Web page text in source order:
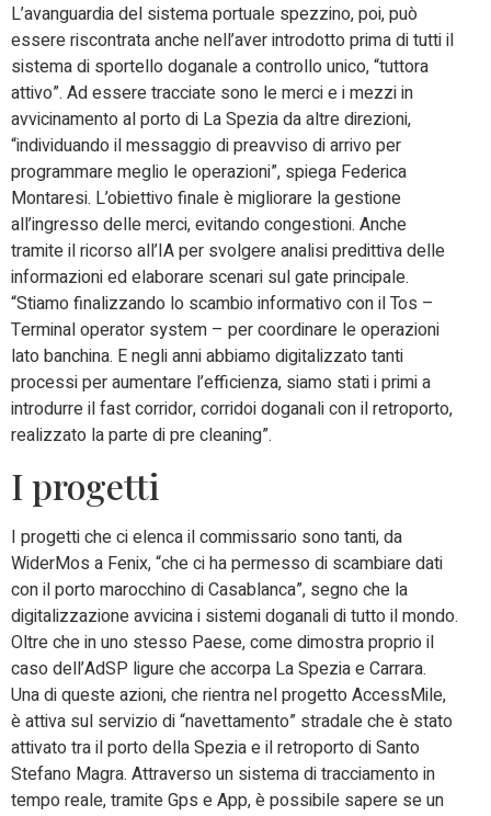
L’avanguardia del sistema portuale spezzino, poi, può
essere riscontrata anche nell’aver introdotto prima di tutti il
sistema di sportello doganale a controllo unico, “tuttora
attivo”. Ad essere tracciate sono le merci e i mezzi in
avvicinamento al porto di La Spezia da altre direzioni,
“individuando il messaggio di preavviso di arrivo per
programmare meglio le operazioni”, spiega Federica
Montaresi. L’obiettivo finale è migliorare la gestione
all’ingresso delle merci, evitando congestioni. Anche
tramite il ricorso all’IA per svolgere analisi predittiva delle
informazioni ed elaborare scenari sul gate principale.
“Stiamo finalizzando lo scambio informativo con il Tos –
Terminal operator system – per coordinare le operazioni
lato banchina. E negli anni abbiamo digitalizzato tanti
processi per aumentare l’efficienza, siamo stati i primi a
introdurre il fast corridor, corridoi doganali con il retroporto,
realizzato la parte di pre cleaning”.
I progetti
I progetti che ci elenca il commissario sono tanti, da
WiderMos a Fenix, “che ci ha permesso di scambiare dati
con il porto marocchino di Casablanca”, segno che la
digitalizzazione avvicina i sistemi doganali di tutto il mondo.
Oltre che in uno stesso Paese, come dimostra proprio il
caso dell’AdSP ligure che accorpa La Spezia e Carrara.
Una di queste azioni, che rientra nel progetto AccessMile,
è attiva sul servizio di “navettamento” stradale che è stato
attivato tra il porto della Spezia e il retroporto di Santo
Stefano Magra. Attraverso un sistema di tracciamento in
tempo reale, tramite Gps e App, è possibile sapere se un